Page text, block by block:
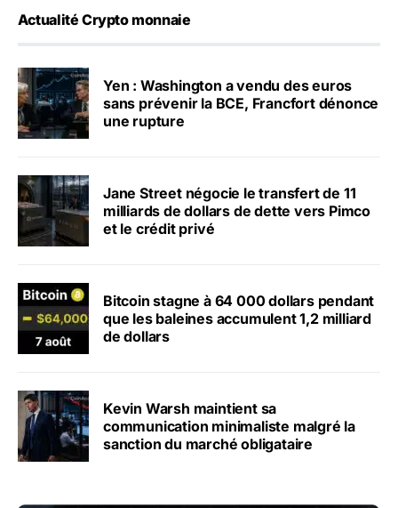
Actualité Crypto monnaie
Yen : Washington a vendu des euros
sans prévenir la BCE, Francfort dénonce
une rupture
Jane Street négocie le transfert de 11
milliards de dollars de dette vers Pimco
et le crédit privé
Bitcoin stagne à 64 000 dollars pendant
que les baleines accumulent 1,2 milliard
de dollars
Kevin Warsh maintient sa
communication minimaliste malgré la
sanction du marché obligataire